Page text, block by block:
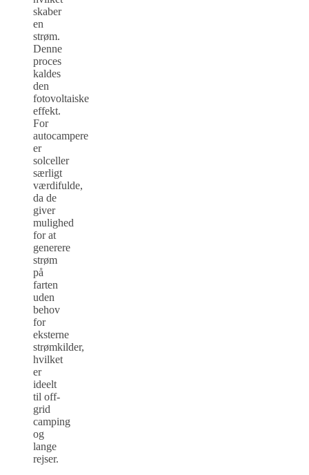
skaber
en
strøm.
Denne
proces
kaldes
den
fotovoltaiske
effekt.
For
autocampere
er
solceller
særligt
værdifulde,
da de
giver
mulighed
for at
generere
strøm
på
farten
uden
behov
for
eksterne
strømkilder,
hvilket
er
ideelt
til off-
grid
camping
og
lange
rejser.